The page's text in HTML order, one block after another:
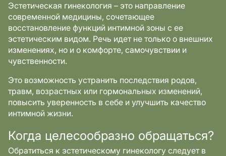
Эстетическая гинекология – это направление
современной медицины, сочетающее
восстановление функций интимной зоны с ее
эстетическим видом. Речь идет не только о внешних
изменениях, но и о комфорте, самочувствии и
чувственности.
Это возможность устранить последствия родов,
травм, возрастных или гормональных изменений,
повысить уверенность в себе и улучшить качество
интимной жизни.
Когда целесообразно обращаться?
Обратиться к эстетическому гинекологу следует в